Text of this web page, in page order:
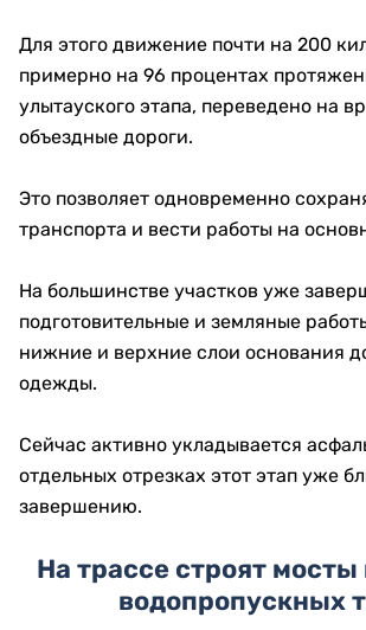
Для этого движение почти на 200
примерно на 96 процентах
улытауского этапа, переведено на
объездные дороги.
Это позволяет одновременно
транспорта и вести работы на
На большинстве участков уже
подготовительные и земляные
нижние и верхние слои основания
одежды.
Сейчас активно укладывается
отдельных отрезках этот этап уже
завершению.
На трассе строят мосты
водопропускных